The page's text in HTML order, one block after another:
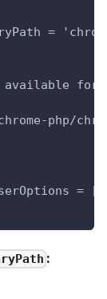
=
for
php/
=
: